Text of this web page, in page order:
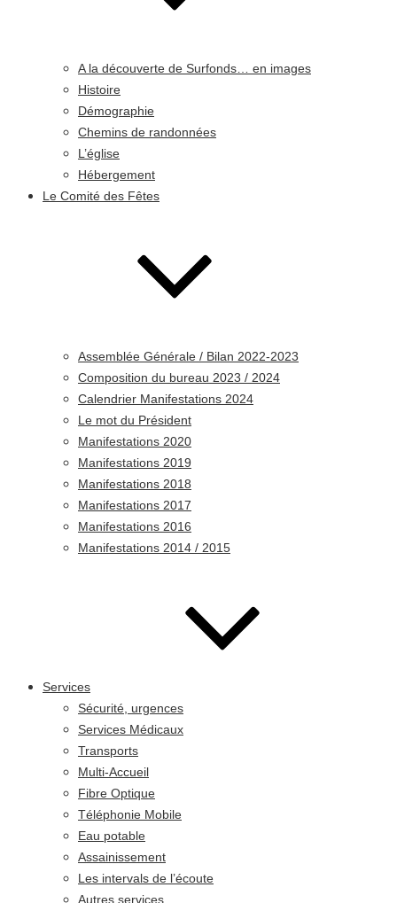
A la découverte de Surfonds… en images
Histoire
Démographie
Chemins de randonnées
L’église
Hébergement
Le Comité des Fêtes
Assemblée Générale / Bilan 2022-2023
Composition du bureau 2023 / 2024
Calendrier Manifestations 2024
Le mot du Président
Manifestations 2020
Manifestations 2019
Manifestations 2018
Manifestations 2017
Manifestations 2016
Manifestations 2014 / 2015
Services
Sécurité, urgences
Services Médicaux
Transports
Multi-Accueil
Fibre Optique
Téléphonie Mobile
Eau potable
Assainissement
Les intervals de l’écoute
Autres services